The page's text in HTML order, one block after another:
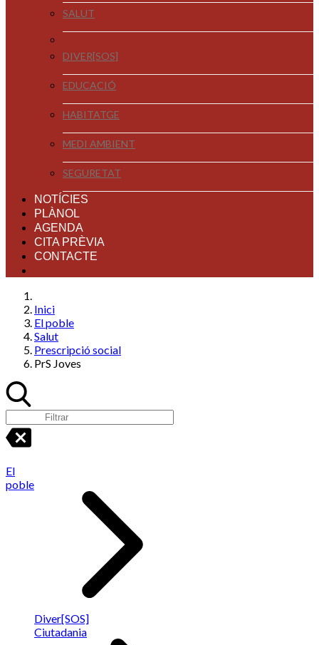
SALUT
DIVER[SOS]
EDUCACIÓ
HABITATGE
MEDI AMBIENT
SEGURETAT
NOTÍCIES
PLÀNOL
AGENDA
CITA PRÈVIA
CONTACTE
Inici
El poble
Salut
Prescripció social
PrS Joves
El
poble
Diver[SOS]
Ciutadania